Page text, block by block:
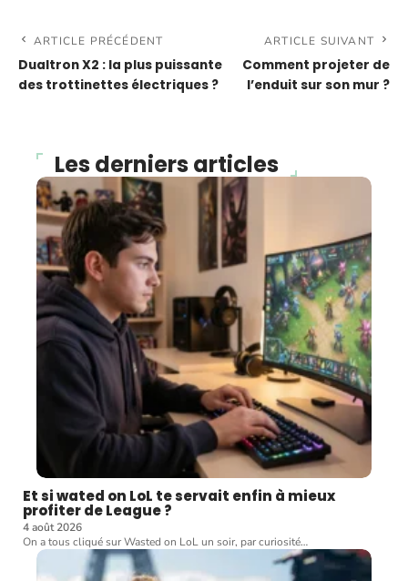
ARTICLE PRÉCÉDENT
Dualtron X2 : la plus puissante
des trottinettes électriques ?
ARTICLE SUIVANT
Comment projeter de
l’enduit sur son mur ?
Les derniers articles
Et si wated on LoL te servait enfin à mieux
profiter de League ?
4 août 2026
On a tous cliqué sur Wasted on LoL un soir, par curiosité…